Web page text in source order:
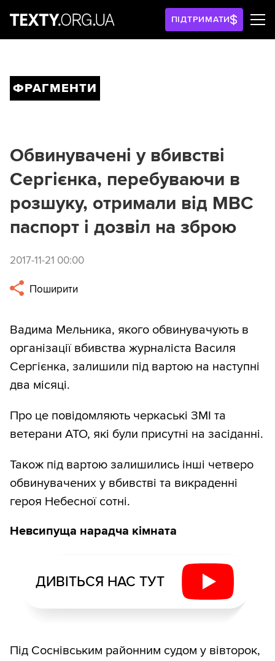
ПІДТРИМАТИ
ФРАГМЕНТИ
Обвинувачені у вбивстві
Сергієнка, перебуваючи в
розшуку, отримали від МВС
паспорт і дозвіл на зброю
2017-11-21 00:00
Поширити
Вадима Мельника, якого обвинувачують в
організації вбивства журналіста Василя
Сергієнка, залишили під вартою на наступні
два місяці.
Про це повідомляють черкаські ЗМІ та
ветерани АТО, які були присутні на засіданні.
Також під вартою залишились інші четверо
обвинувачених у вбивстві та викраденні
героя Небесної сотні.
Невсипуща нарадча кімната
ДИВІТЬСЯ НАС ТУТ
Під Соснівським районним судом у вівторок,